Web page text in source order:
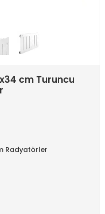
cm Turuncu
Radyatörler